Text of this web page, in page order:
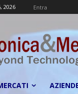
2026 Entra